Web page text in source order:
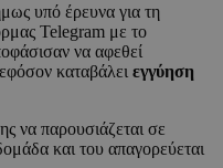
υπό έρευνα για τη
Telegram με το
να αφεθεί
καταβάλει εγγύηση
να παρουσιάζεται σε
και του απαγορεύεται